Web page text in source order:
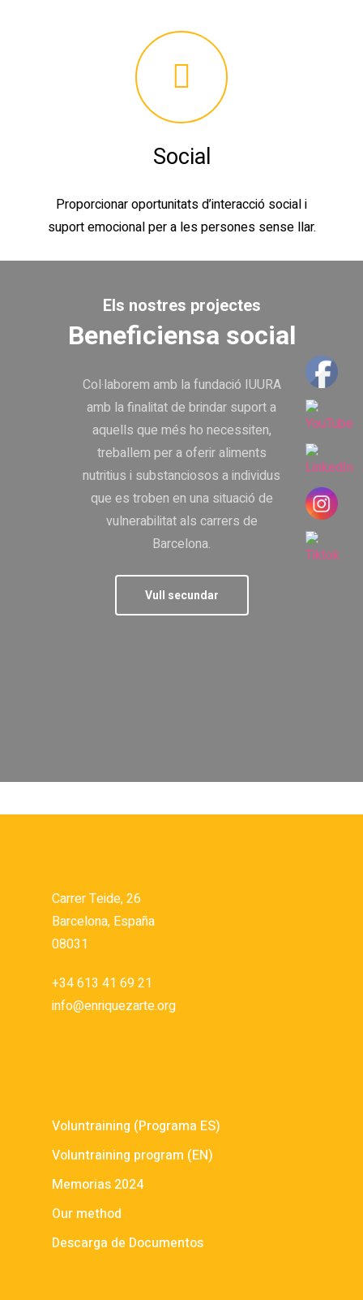
Social
Proporcionar oportunitats d’interacció social i
suport emocional per a les persones sense llar.
Els nostres projectes
Beneficiensa social
Col·laborem amb la fundació IUURA
amb la finalitat de brindar suport a
aquells que més ho necessiten,
treballem per a oferir aliments
nutritius i substanciosos a individus
que es troben en una situació de
vulnerabilitat als carrers de
Barcelona.
Vull secundar
Carrer Teide, 26
Barcelona, España
08031
+34 613 41 69 21
info@enriquezarte.org
Voluntraining (Programa ES)
Voluntraining program (EN)
Memorias 2024
Our method
Descarga de Documentos